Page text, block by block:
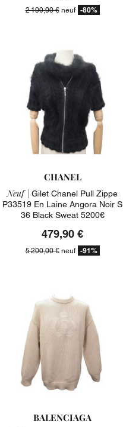
2 100,00 €neuf -80%
CHANEL
Neuf | Gilet Chanel Pull Zippe
P33519 En Laine Angora Noir S
36 Black Sweat 5200€
479,90 €
5 200,00 €neuf -91%
BALENCIAGA